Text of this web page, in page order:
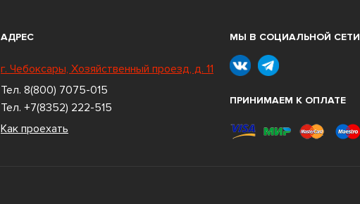
АДРЕС
г. Чебоксары, Хозяйственный проезд, д. 11
Тел. 8(800) 7075-015
Тел. +7(8352) 222-515
Как проехать
МЫ В СОЦИАЛЬНОЙ СЕТИ
ПРИНИМАЕМ К ОПЛАТЕ